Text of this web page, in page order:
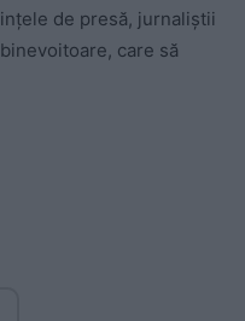
de presă, jurnaliștii
care să